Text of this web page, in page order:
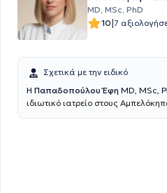
MD, MSc, PhD
10|7
Σχετικά με την ειδικό
H Παπαδοπούλου Έφη MD, MSc,
ιδιωτικό ιατρείο στους